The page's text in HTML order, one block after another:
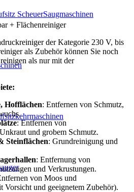
ScheuerSaugmaschinen
+ Flächenreiniger
der Kategorie 230 V, bis
als Zubehör können Sie noch
als nur mit der
Hofflächen: Entfernen von Schmutz,
: Entfernen von
und grobem Schmutz.
Steinflächen: Grundreinigung und
: Entfernung von
und Verkrustungen.
von Moos und
Vorsicht und geeignetem Zubehör).